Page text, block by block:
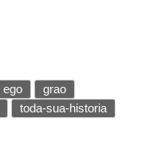
ego
grao
toda-sua-historia